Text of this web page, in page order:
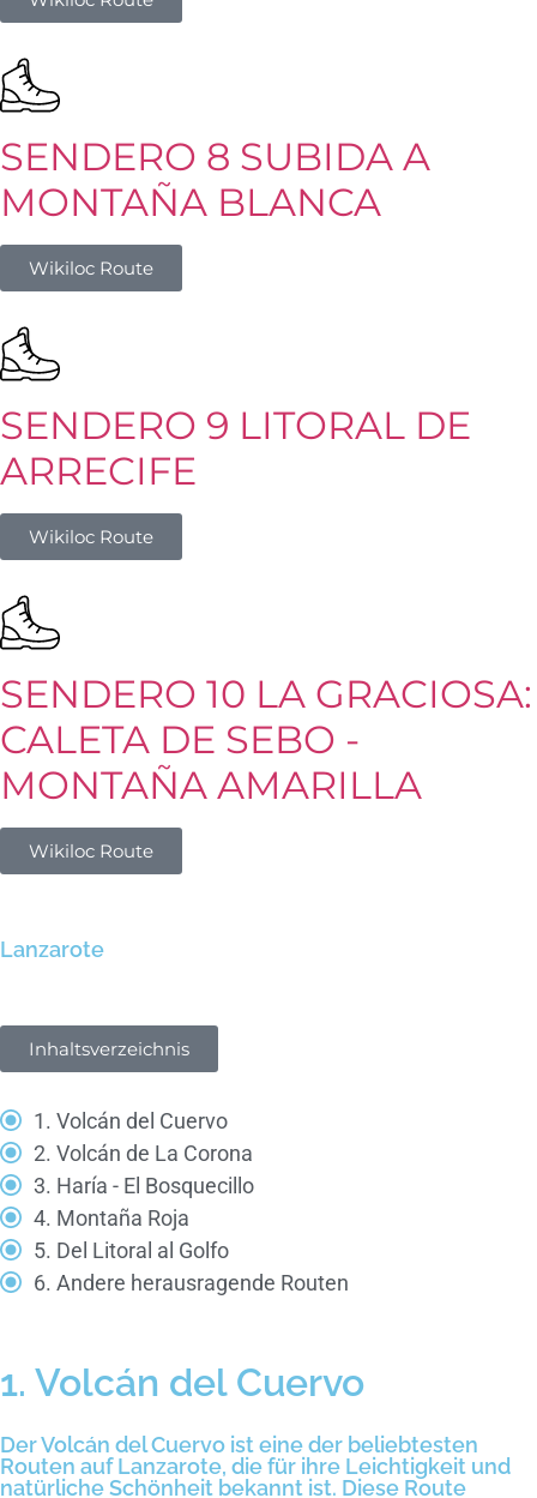
SENDERO 8 SUBIDA A
MONTAÑA BLANCA
Wikiloc Route
SENDERO 9 LITORAL DE
ARRECIFE
Wikiloc Route
SENDERO 10 LA GRACIOSA:
CALETA DE SEBO -
MONTAÑA AMARILLA
Wikiloc Route
Lanzarote
Inhaltsverzeichnis
1. Volcán del Cuervo
2. Volcán de La Corona
3. Haría - El Bosquecillo
4. Montaña Roja
5. Del Litoral al Golfo
6. Andere herausragende Routen
1. Volcán del Cuervo
Der Volcán del Cuervo ist eine der beliebtesten
Routen auf Lanzarote, die für ihre Leichtigkeit und
natürliche Schönheit bekannt ist. Diese Route